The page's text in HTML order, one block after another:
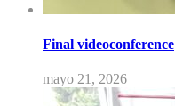
Final videoconference
mayo 21, 2026